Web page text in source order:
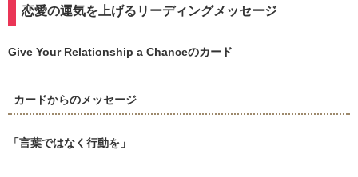
恋愛の運気を上げるリーディングメッセージ
Give Your Relationship a Chanceのカード
カードからのメッセージ
「言葉ではなく行動を」